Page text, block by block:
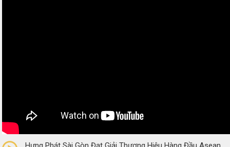
(0 Reviews)